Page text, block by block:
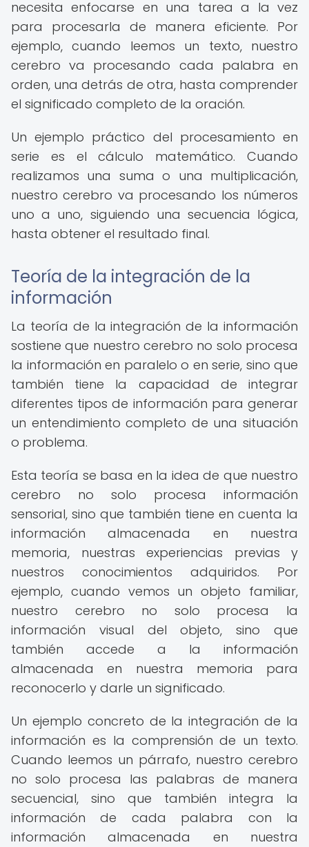
necesita enfocarse en una tarea a la vez
para procesarla de manera eficiente. Por
ejemplo, cuando leemos un texto, nuestro
cerebro va procesando cada palabra en
orden, una detrás de otra, hasta comprender
el significado completo de la oración.
Un ejemplo práctico del procesamiento en
serie es el cálculo matemático. Cuando
realizamos una suma o una multiplicación,
nuestro cerebro va procesando los números
uno a uno, siguiendo una secuencia lógica,
hasta obtener el resultado final.
Teoría de la integración de la
información
La teoría de la integración de la información
sostiene que nuestro cerebro no solo procesa
la información en paralelo o en serie, sino que
también tiene la capacidad de integrar
diferentes tipos de información para generar
un entendimiento completo de una situación
o problema.
Esta teoría se basa en la idea de que nuestro
cerebro no solo procesa información
sensorial, sino que también tiene en cuenta la
información almacenada en nuestra
memoria, nuestras experiencias previas y
nuestros conocimientos adquiridos. Por
ejemplo, cuando vemos un objeto familiar,
nuestro cerebro no solo procesa la
información visual del objeto, sino que
también accede a la información
almacenada en nuestra memoria para
reconocerlo y darle un significado.
Un ejemplo concreto de la integración de la
información es la comprensión de un texto.
Cuando leemos un párrafo, nuestro cerebro
no solo procesa las palabras de manera
secuencial, sino que también integra la
información de cada palabra con la
información almacenada en nuestra